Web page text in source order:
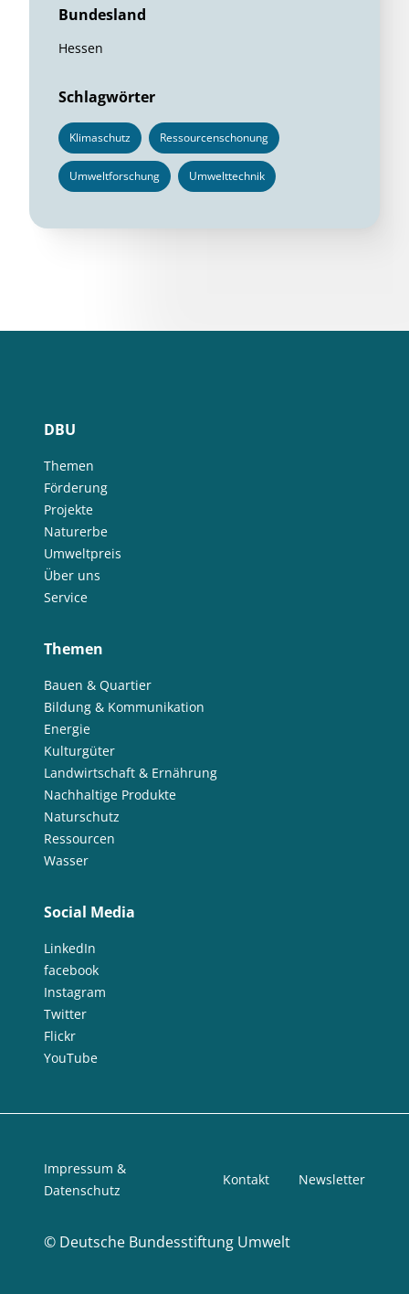
Bundesland
Hessen
Schlagwörter
Klimaschutz Ressourcenschonung
Umweltforschung Umwelttechnik
DBU
Themen
Förderung
Projekte
Naturerbe
Umweltpreis
Über uns
Service
Themen
Bauen & Quartier
Bildung & Kommunikation
Energie
Kulturgüter
Landwirtschaft & Ernährung
Nachhaltige Produkte
Naturschutz
Ressourcen
Wasser
Social Media
LinkedIn
facebook
Instagram
Twitter
Flickr
YouTube
© Deutsche Bundesstiftung Umwelt
Impressum &
Datenschutz
Kontakt Newsletter